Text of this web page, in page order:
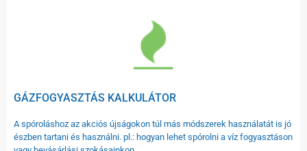
GÁZFOGYASZTÁS KALKULÁTOR
A spóroláshoz az akciós újságokon túl más módszerek használatát is jó
észben tartani és használni. pl.: hogyan lehet spórolni a víz fogyasztáson